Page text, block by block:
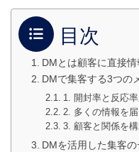
目次
DMとは顧客に直接
DMで集客する3つの
1. 開封率と反応
2. 多くの情報を
3. 顧客と関係を
DMを活用した集客